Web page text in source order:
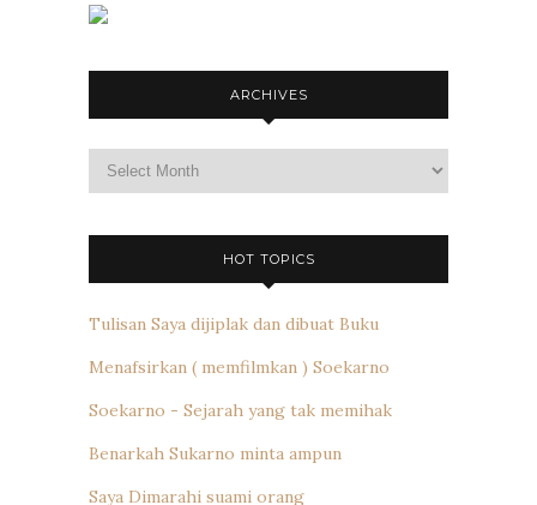
ARCHIVES
HOT TOPICS
Tulisan Saya dijiplak dan dibuat Buku
Menafsirkan ( memfilmkan ) Soekarno
Soekarno - Sejarah yang tak memihak
Benarkah Sukarno minta ampun
Saya Dimarahi suami orang